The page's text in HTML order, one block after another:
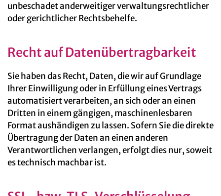
unbeschadet anderweitiger verwaltungsrechtlicher
oder gerichtlicher Rechtsbehelfe.
Recht auf Daten­übertrag­barkeit
Sie haben das Recht, Daten, die wir auf Grundlage
Ihrer Einwilligung oder in Erfüllung eines Vertrags
automatisiert verarbeiten, an sich oder an einen
Dritten in einem gängigen, maschinenlesbaren
Format aushändigen zu lassen. Sofern Sie die direkte
Übertragung der Daten an einen anderen
Verantwortlichen verlangen, erfolgt dies nur, soweit
es technisch machbar ist.